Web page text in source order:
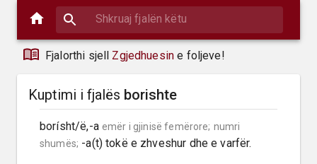
Fjalorthi sjell Zgjedhuesin e foljeve!
Kuptimi i fjalës borishte
borísht/ë,-a emër i gjinisë femërore; numri
shumës; -a(t) tokë e zhveshur dhe e varfër.